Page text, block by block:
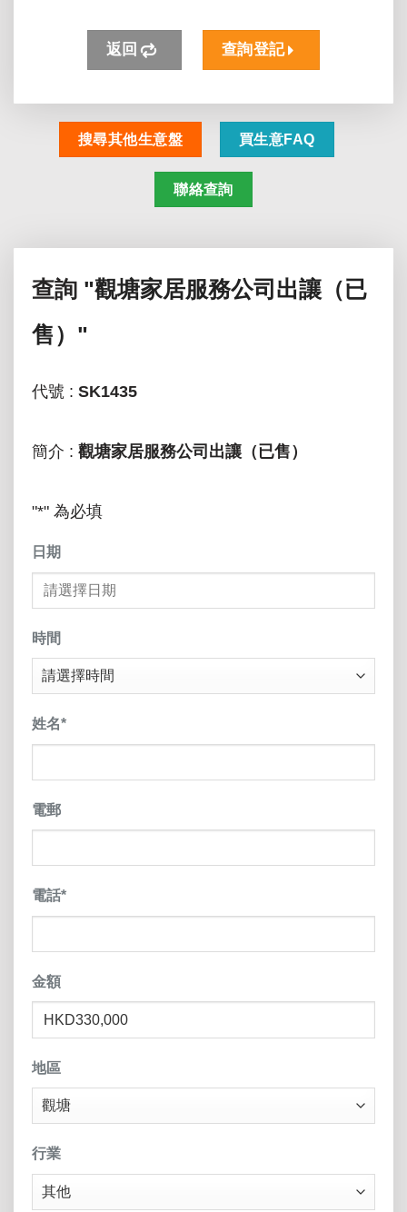
返回 查詢登記
搜尋其他生意盤 買生意FAQ
聯絡查詢
查詢 "觀塘家居服務公司出讓（已
售）"
代號 : SK1435
簡介 : 觀塘家居服務公司出讓（已售）
"*" 為必填
日期
時間
姓名*
電郵
電話*
金額
地區
行業